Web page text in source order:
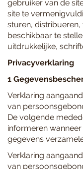
gebruiker van de
site te
sturen,
beschikbaar te
uitdrukkelijke,
Privacyverklaring
1
Verklaring
van
De volgende
informeren
gegevens
Verklaring
van